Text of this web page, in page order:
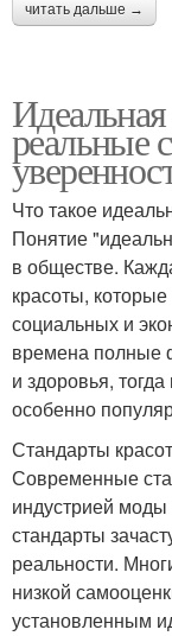
читать дальше →
реальные
Что такое
Понятие
в обществе.
красоты,
социальных и
времена полные
и здоровья,
особенно
Стандарты
Современные
индустрией
стандарты
реальности.
низкой
установленным